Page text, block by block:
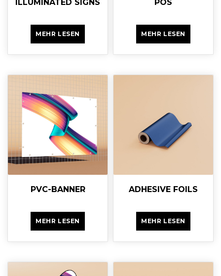
ILLUMINATED SIGNS
MEHR LESEN
POS
MEHR LESEN
PVC-BANNER
MEHR LESEN
ADHESIVE FOILS
MEHR LESEN